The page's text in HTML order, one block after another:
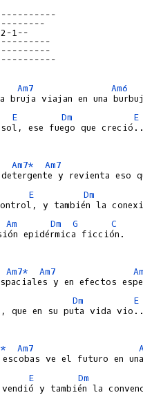
1--
Am7 Am6
E Dm E
ese fuego que
Am7* Am7
E Dm
Am Dm G C
epidérmica ficción.
Am7* Am7
Dm E
que en su puta vida
Am7
E Dm